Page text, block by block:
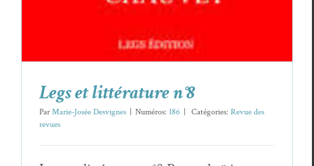
Legs et littérature n°8
ParMarie-Josée Desvignes Numéros: 186 Caté­gories: Revue des
revues